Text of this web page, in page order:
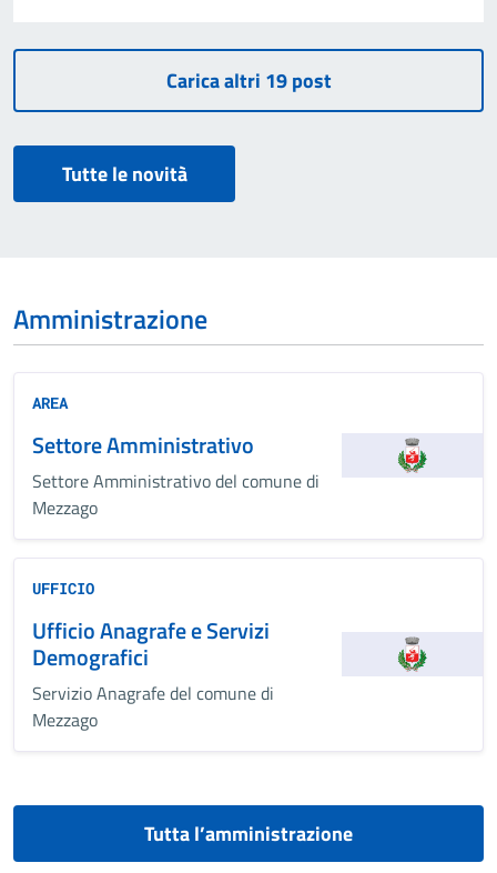
Tutte le novità
Amministrazione
AREA
Settore Amministrativo
Settore Amministrativo del comune di
Mezzago
UFFICIO
Ufficio Anagrafe e Servizi
Demografici
Servizio Anagrafe del comune di
Mezzago
Tutta l’amministrazione